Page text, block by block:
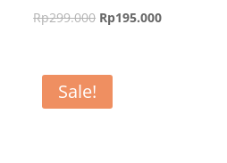
Rp299.000 Rp195.000
Sale!